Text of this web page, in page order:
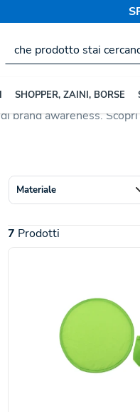
SHOPPER, ZAINI, BORSE
di stampa
brand awareness.
Materiale
7 Prodotti